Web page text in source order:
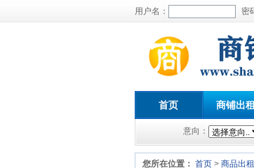
用户名： 密
首页 商铺出租
意向：
您所在位置： 首页 > 商品出租